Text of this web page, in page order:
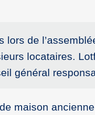
lors de
locataires.
général
maison